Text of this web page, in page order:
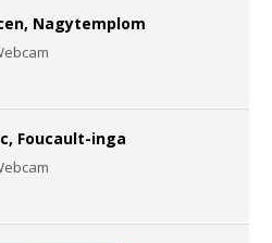
Nagytemplom
Foucault-inga